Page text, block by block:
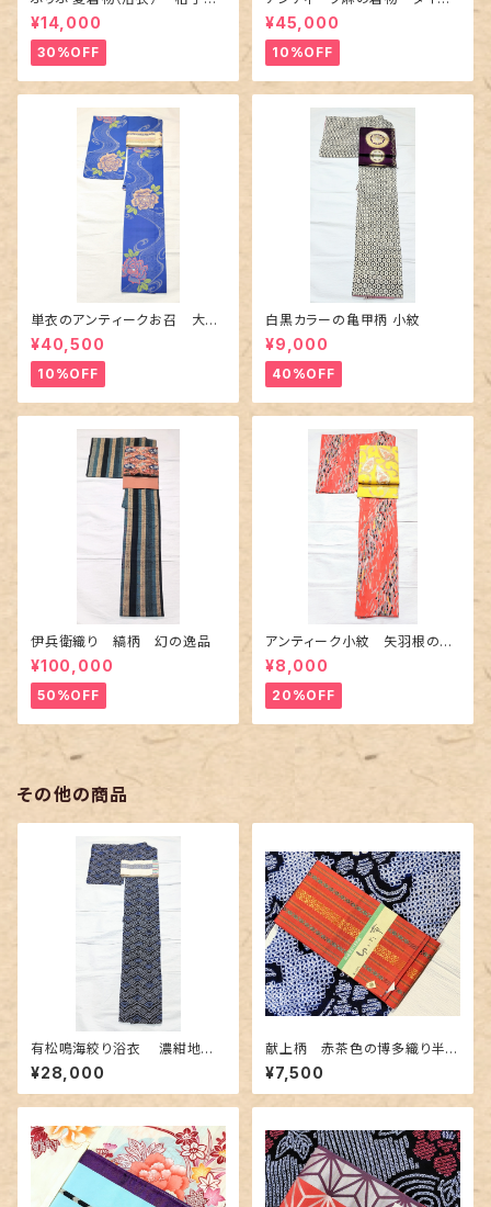
百合や秋草花
¥14,000
30%OFF
に市松柄の上布
¥45,000
10%OFF
単衣のアンティークお召 大輪
の薔薇柄柄
¥40,500
10%OFF
白黒カラーの亀甲柄 小紋
¥9,000
40%OFF
伊兵衛織り 縞柄 幻の逸品
¥100,000
50%OFF
アンティーク小紋 矢羽根の地
紋に短冊柄 裄６６cm
¥8,000
20%OFF
その他の商品
有松鳴海絞り浴衣 濃紺地に
青海波柄
¥28,000
献上柄 赤茶色の博多織り半幅
帯
¥7,500